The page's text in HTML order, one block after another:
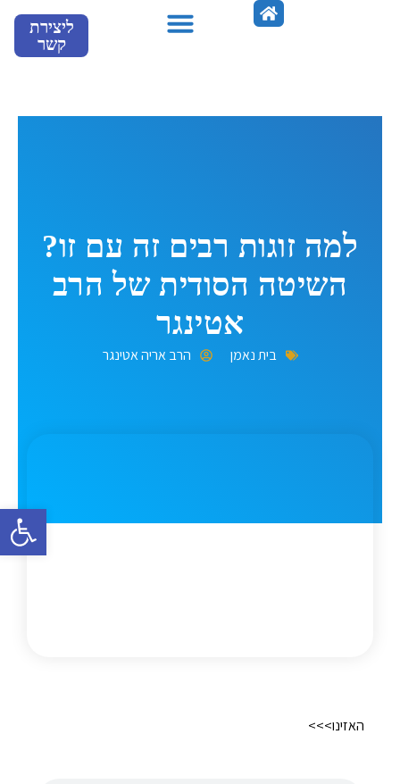
פתח
ליצירת
קשר
למה זוגות רבים זה עם זו?
השיטה הסודית של הרב
אטינגר
בית נאמן הרב אריה אטינגר
האזינו>>>